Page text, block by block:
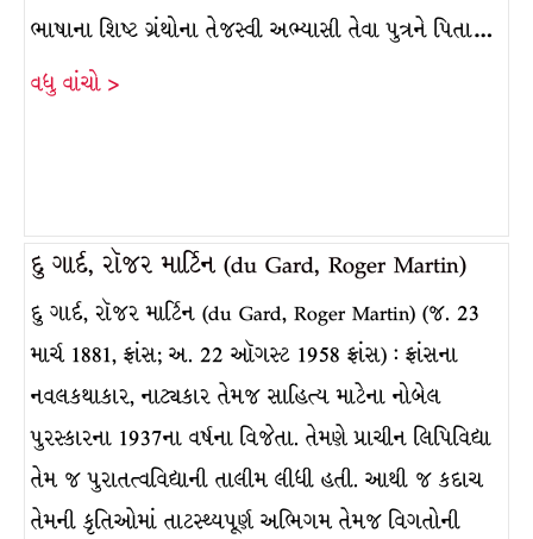
ભાષાના શિષ્ટ ગ્રંથોના તેજસ્વી અભ્યાસી તેવા પુત્રને પિતા…
વધુ વાંચો >
દુ ગાર્દ, રૉજર માર્ટિન (du Gard, Roger Martin)
દુ ગાર્દ, રૉજર માર્ટિન (du Gard, Roger Martin) (જ. 23
માર્ચ 1881, ફ્રાંસ; અ. 22 ઑગસ્ટ 1958 ફ્રાંસ) : ફ્રાંસના
નવલકથાકાર, નાટ્યકાર તેમજ સાહિત્ય માટેના નોબેલ
પુરસ્કારના 1937ના વર્ષના વિજેતા. તેમણે પ્રાચીન લિપિવિદ્યા
તેમ જ પુરાતત્વવિદ્યાની તાલીમ લીધી હતી. આથી જ કદાચ
તેમની કૃતિઓમાં તાટસ્થ્યપૂર્ણ અભિગમ તેમજ વિગતોની